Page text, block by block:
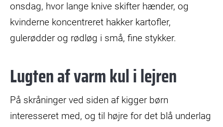
onsdag, hvor lange knive skifter hænder, og
kvinderne koncentreret hakker kartofler,
gulerødder og rødløg i små, fine stykker.
Lugten af varm kul i lejren
På skråninger ved siden af kigger børn
interesseret med, og til højre for det blå underlag